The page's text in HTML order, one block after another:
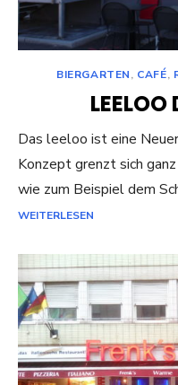
BIERGARTEN, CAFÉ,
LEELOO
Das leeloo ist eine
Konzept grenzt sich
wie zum Beispiel dem
WEITERLESEN